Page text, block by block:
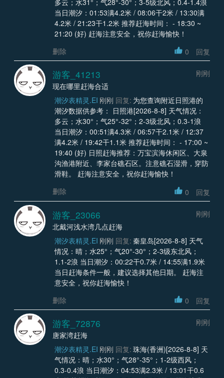
当日潮汐：01:53满4.2米 / 08:06干2米 / 13:30满
4.2米 / 21:23干1.2米 推荐赶海时间： - 18:30 ~
21:20 (好) 赶海注意安全，祝你赶海愉快！
删除
0 回复
游客_41213
刚刚
现在哪里赶海合适
潮汐表精灵.EI 刚刚 回复: 为您查询附近日照港的
潮汐数据供参考： 日照港[2026-8-8] 天气情况：
多云；水30°；气25°-32°；2-3级北风；0.3-1浪
当日潮汐：00:51满4.3米 / 06:57干2.1米 / 12:37
满4.2米 / 19:42干1.1米 推荐赶海时间： - 17:00 ~
19:40 (好) 日照赶海推荐：万宝滨海休闲区、大泉
沟渔港附近、李家台礁石区。注意礁石湿滑，穿防
滑鞋。 赶海注意安全，祝你赶海愉快！
删除
0 回复
游客_23066
刚刚
北戴河浅水湾几点赶海
潮汐表精灵.EI 刚刚 回复: 秦皇岛[2026-8-8] 天气
情况：晴；水25°；气20°-30°；2-3级东北风；
1.1-2浪 当日潮汐：00:22干0.7米 / 14:55满1.9米
当日赶海条件一般，建议选择其他日期。 赶海注
意安全，祝你赶海愉快！
删除
0 回复
游客_72876
刚刚
唐家湾赶海
潮汐表精灵.EI 刚刚 回复: 珠海(香洲)[2026-8-8] 天
气情况：晴；水30°；气28°-35°；1-2级西风；
0.3-0.4浪 当日潮汐：04:53满2.3米 / 13:01干0.6